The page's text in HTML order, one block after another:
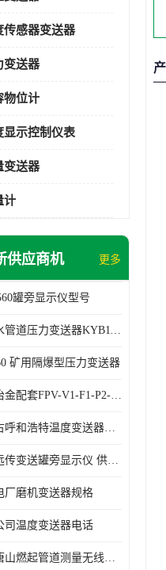
传感器变送器
变送器
物位计
显示控制仪表
变送器
计
供应商机 更多
罐旁显示仪型号
自来水管道压力变送器KYB11G03M2型号 使用方便
矿用隔爆型压力变送器
电力冶金配套FPV-V1-F1-P2-03电压变送器
内蒙古呼和浩特温度变送器配套罐旁显示仪供应 性能稳定
甘肃远传变送罐旁显示仪 供应及时
厂磨机变送器规格
司温度变送器电话
河北唐山燃起管道测量无线压力变送器型号 性能稳定